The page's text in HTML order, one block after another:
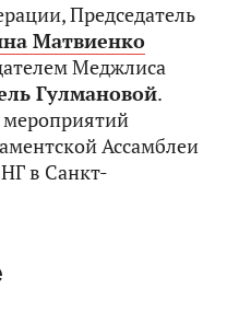
Председатель
Матвиенко
Меджлиса
Гулмановой.
мероприятий
Ассамблеи
в Санкт-